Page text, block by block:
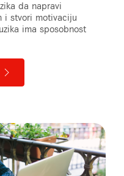
da napravi
i stvori motivaciju
ima sposobnost